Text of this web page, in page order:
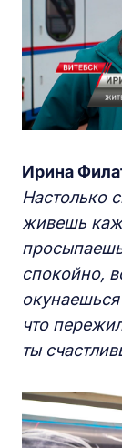
Ирина
Настолько
живешь
спокойно,
что
ты